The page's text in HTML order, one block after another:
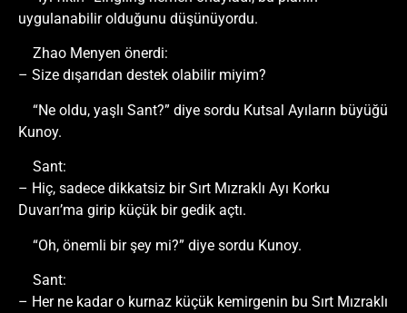
uygulanabilir olduğunu düşünüyordu.
Zhao Menyen önerdi:
– Size dışarıdan destek olabilir miyim?
“Ne oldu, yaşlı Sant?” diye sordu Kutsal Ayıların büyüğü
Kunoy.
Sant:
– Hiç, sadece dikkatsiz bir Sırt Mızraklı Ayı Korku
Duvarı’ma girip küçük bir gedik açtı.
“Oh, önemli bir şey mi?” diye sordu Kunoy.
Sant:
– Her ne kadar o kurnaz küçük kemirgenin bu Sırt Mızraklı